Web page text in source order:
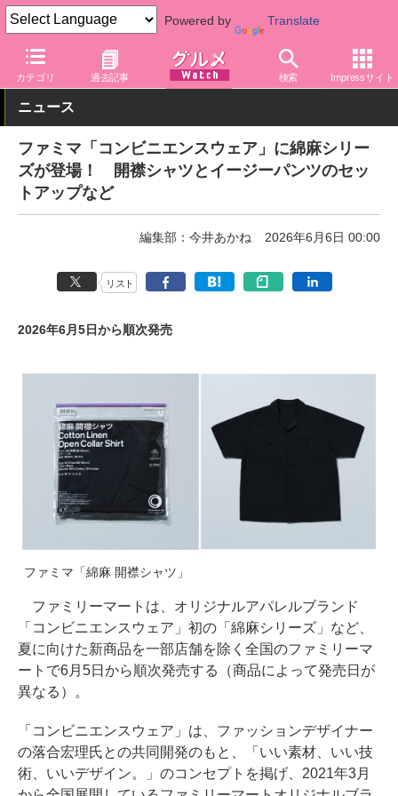
Powered by Translate
カテゴリ 過去記事 検索 Impressサイト
グルメ Watch 店舗 コンビニ ファミリーマート
ニュース
ファミマ「コンビニエンスウェア」に綿麻シリー
ズが登場！ 開襟シャツとイージーパンツのセッ
トアップなど
編集部：今井あかね 2026年6月6日 00:00
リスト
2026年6月5日から順次発売
ファミマ「綿麻 開襟シャツ」
ファミリーマートは、オリジナルアパレルブランド
「コンビニエンスウェア」初の「綿麻シリーズ」など、
夏に向けた新商品を一部店舗を除く全国のファミリーマ
ートで6月5日から順次発売する（商品によって発売日が
異なる）。
「コンビニエンスウェア」は、ファッションデザイナー
の落合宏理氏との共同開発のもと、「いい素材、いい技
術、いいデザイン。」のコンセプトを掲げ、2021年3月